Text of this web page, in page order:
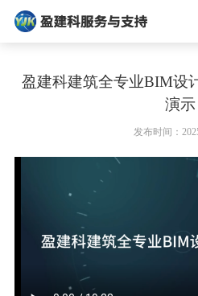
盈建科建筑全专业BIM设
演示
发布时间：